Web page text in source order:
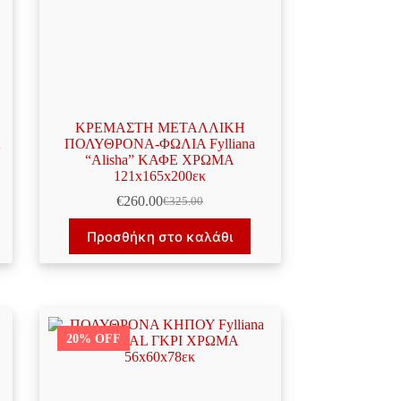
ΚΡΕΜΑΣΤΗ ΜΕΤΑΛΛΙΚΗ
ΠΟΛΥΘΡΟΝΑ-ΦΩΛΙΑ Fylliana
“Alisha” ΚΑΦΕ ΧΡΩΜΑ
121x165x200εκ
€325.00
Original
was:
€325.00.
€260.00Η
τιμή
είναι:
Προσθήκη στο καλάθι
20% OFF